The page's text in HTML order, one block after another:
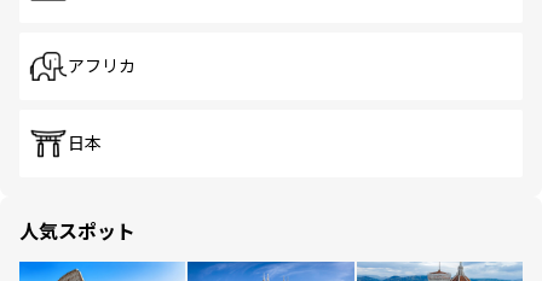
アフリカ
日本
人気スポット